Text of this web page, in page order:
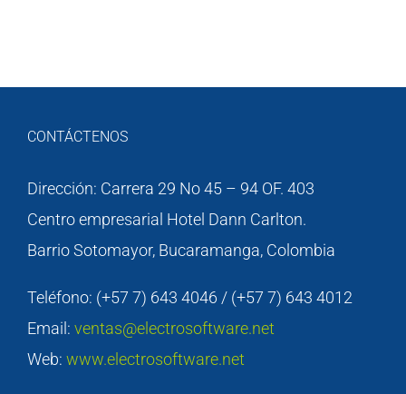
CONTÁCTENOS
Dirección: Carrera 29 No 45 – 94 OF. 403
Centro empresarial Hotel Dann Carlton.
Barrio Sotomayor, Bucaramanga, Colombia
Teléfono: (+57 7) 643 4046 / (+57 7) 643 4012
Email: ventas@electrosoftware.net
Web: www.electrosoftware.net